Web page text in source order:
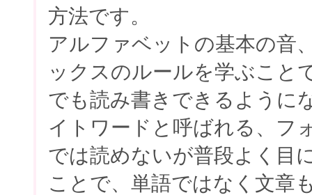
方法です。
アルファベットの基本の音
ックスのルールを学ぶこと
でも読み書きできるように
イトワードと呼ばれる、フ
では読めないが普段よく目
ことで、単語ではなく文章